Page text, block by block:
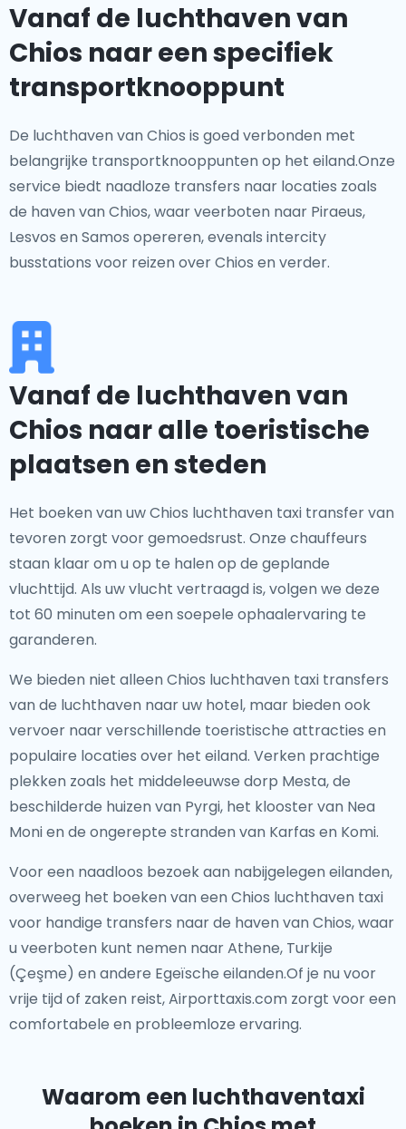
Vanaf de luchthaven van
Chios naar een specifiek
transportknooppunt
De luchthaven van Chios is goed verbonden met
belangrijke transportknooppunten op het eiland.Onze
service biedt naadloze transfers naar locaties zoals
de haven van Chios, waar veerboten naar Piraeus,
Lesvos en Samos opereren, evenals intercity
busstations voor reizen over Chios en verder.
Vanaf de luchthaven van
Chios naar alle toeristische
plaatsen en steden
Het boeken van uw Chios luchthaven taxi transfer van
tevoren zorgt voor gemoedsrust. Onze chauffeurs
staan klaar om u op te halen op de geplande
vluchttijd. Als uw vlucht vertraagd is, volgen we deze
tot 60 minuten om een soepele ophaalervaring te
garanderen.
We bieden niet alleen Chios luchthaven taxi transfers
van de luchthaven naar uw hotel, maar bieden ook
vervoer naar verschillende toeristische attracties en
populaire locaties over het eiland. Verken prachtige
plekken zoals het middeleeuwse dorp Mesta, de
beschilderde huizen van Pyrgi, het klooster van Nea
Moni en de ongerepte stranden van Karfas en Komi.
Voor een naadloos bezoek aan nabijgelegen eilanden,
overweeg het boeken van een Chios luchthaven taxi
voor handige transfers naar de haven van Chios, waar
u veerboten kunt nemen naar Athene, Turkije
(Çeşme) en andere Egeïsche eilanden.Of je nu voor
vrije tijd of zaken reist, Airporttaxis.com zorgt voor een
comfortabele en probleemloze ervaring.
Waarom een luchthaventaxi